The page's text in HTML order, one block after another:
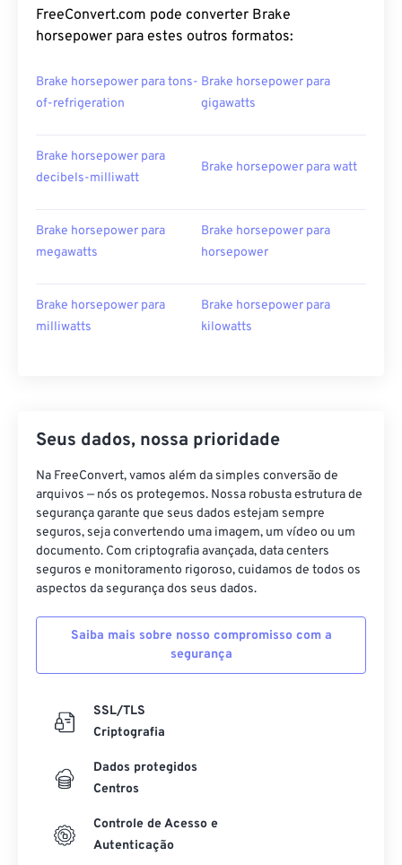
FreeConvert.com pode converter Brake
horsepower para estes outros formatos:
Brake horsepower para tons-
of-refrigeration
Brake horsepower para
gigawatts
Brake horsepower para
decibels-milliwatt
Brake horsepower para watt
Brake horsepower para
megawatts
Brake horsepower para
horsepower
Brake horsepower para
milliwatts
Brake horsepower para
kilowatts
Seus dados, nossa prioridade
Na FreeConvert, vamos além da simples conversão de
arquivos — nós os protegemos. Nossa robusta estrutura de
segurança garante que seus dados estejam sempre
seguros, seja convertendo uma imagem, um vídeo ou um
documento. Com criptografia avançada, data centers
seguros e monitoramento rigoroso, cuidamos de todos os
aspectos da segurança dos seus dados.
Saiba mais sobre nosso compromisso com a
segurança
SSL/TLS
Criptografia
Dados protegidos
Centros
Controle de Acesso e
Autenticação